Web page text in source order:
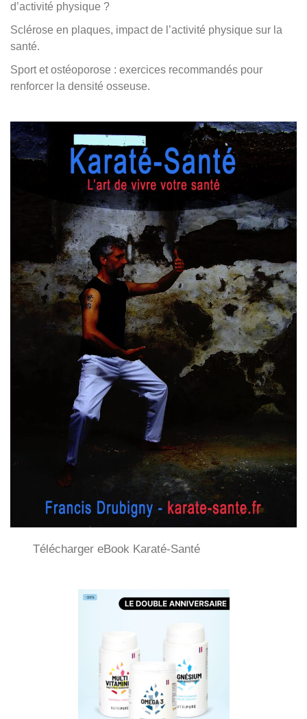
d’activité physique ?
Sclérose en plaques, impact de l’activité physique sur la
santé.
Sport et ostéoporose : exercices recommandés pour
renforcer la densité osseuse.
Télécharger eBook Karaté-Santé